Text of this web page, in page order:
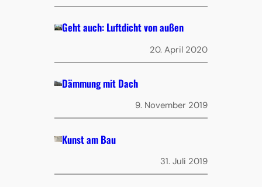
Geht auch: Luftdicht von außen
20. April 2020
Dämmung mit Dach
9. November 2019
Kunst am Bau
31. Juli 2019